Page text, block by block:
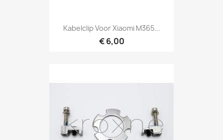
Kabelclip Voor Xiaomi M365...
€ 6,00